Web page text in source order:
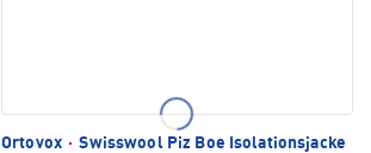
Ortovox · Swisswool Piz Boe Isolationsjacke